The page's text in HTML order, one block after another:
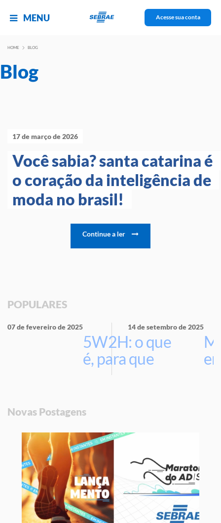
MENU Acesse sua conta
HOME BLOG
Blog
17 de março de 2026
Você sabia? santa catarina é
o coração da inteligência de
moda no brasil!
Continue a ler
POPULARES
07 de fevereiro de 2025
5W2H: o que
é, para que
serve e por
sua empresa
14 de setembro de 2025
Novas Postagens